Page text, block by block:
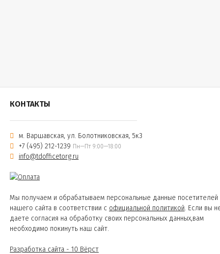
КОНТАКТЫ
м. Варшавская, ул. Болотниковская, 5к3
+7 (495) 212-1239 Пн—Пт 9:00—18:00
info@tdofficetorg.ru
Мы получаем и обрабатываем персональные данные посетителей
нашего сайта в соответствии с официальной политикой. Если вы
даете согласия на обработку своих персональных данных,вам
необходимо покинуть наш сайт.
Разработка сайта - 10 Вёрст